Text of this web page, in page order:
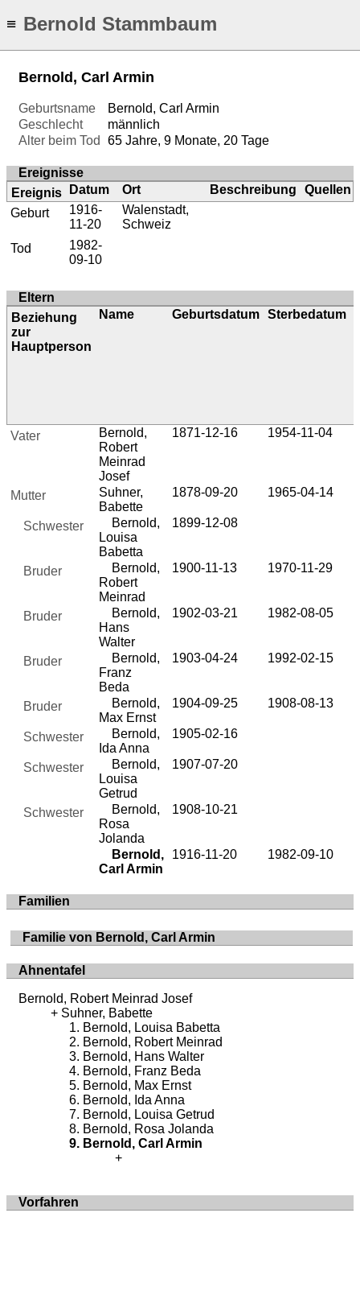
≡ Bernold Stammbaum
Bernold, Carl Armin
Geburtsname
Bernold, Carl Armin
Geschlecht
männlich
Alter beim Tod
65 Jahre, 9 Monate, 20 Tage
Ereignisse
Ereignis
Datum Ort Beschreibung
Quellen
Geburt
1916-
11-20
Walenstadt,
Schweiz
Tod
1982-
09-10
Eltern
Beziehung
zur
Hauptperson
Name Geburtsdatum Sterbedatum
Vater
Bernold,
Robert
Meinrad
Josef
1871-12-16 1954-11-04
Mutter
Suhner,
Babette
1878-09-20 1965-04-14
Schwester
Bernold,
Louisa
Babetta
1899-12-08
Bruder
Bernold,
Robert
Meinrad
1900-11-13 1970-11-29
Bruder
Bernold,
Hans
Walter
1902-03-21 1982-08-05
Bruder
Bernold,
Franz
Beda
1903-04-24 1992-02-15
Bruder
Bernold,
Max Ernst
1904-09-25 1908-08-13
Schwester
Bernold,
Ida Anna
1905-02-16
Schwester
Bernold,
Louisa
Getrud
1907-07-20
Schwester
Bernold,
Rosa
Jolanda
1908-10-21
Bernold,
Carl Armin
1916-11-20 1982-09-10
Familien
Familie von Bernold, Carl Armin
Ahnentafel
Bernold, Robert Meinrad Josef
Suhner, Babette
Bernold, Louisa Babetta
Bernold, Robert Meinrad
Bernold, Hans Walter
Bernold, Franz Beda
Bernold, Max Ernst
Bernold, Ida Anna
Bernold, Louisa Getrud
Bernold, Rosa Jolanda
Bernold, Carl Armin
Vorfahren